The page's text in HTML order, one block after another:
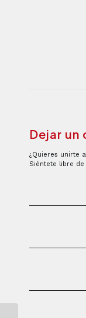
Dejar un
¿Quieres unirte
Siéntete libre